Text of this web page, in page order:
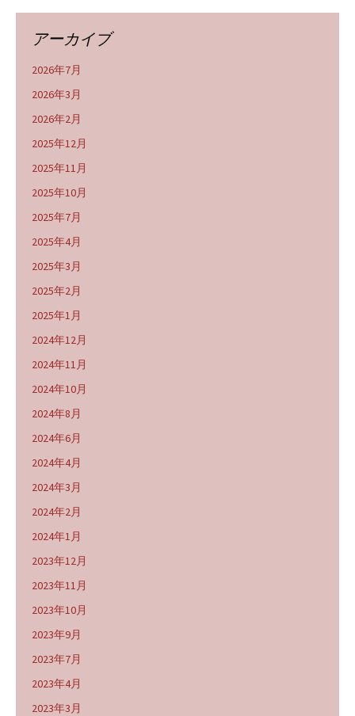
アーカイブ
2026年7月
2026年3月
2026年2月
2025年12月
2025年11月
2025年10月
2025年7月
2025年4月
2025年3月
2025年2月
2025年1月
2024年12月
2024年11月
2024年10月
2024年8月
2024年6月
2024年4月
2024年3月
2024年2月
2024年1月
2023年12月
2023年11月
2023年10月
2023年9月
2023年7月
2023年4月
2023年3月